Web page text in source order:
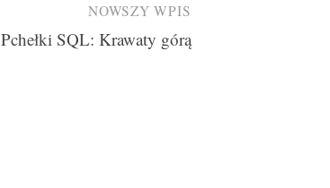
NOWSZY WPIS
Pchełki SQL: Krawaty górą